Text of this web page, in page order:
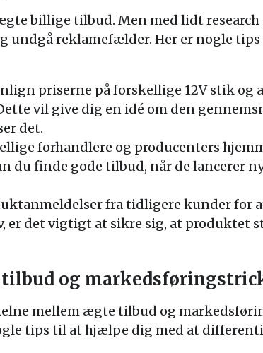
billige tilbud. Men med lidt
undgå reklamefælder. Her er nogle
priserne på forskellige 12V stik og
vil give dig en idé om den
det.
forhandlere og producenters
du finde gode tilbud, når de lancerer
fra tidligere kunder for
er det vigtigt at sikre sig, at produktet
og
mellem ægte tilbud og
tips til at hjælpe dig med at